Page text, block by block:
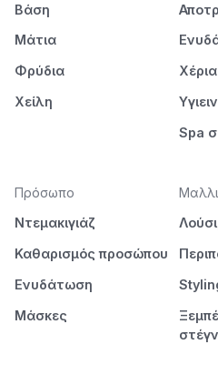
Βάση
Μάτια
Φρύδια
Χείλη
Spa
Πρόσωπο
Ντεμακιγιάζ
Καθαρισμός προσώπου
Ενυδάτωση
Μάσκες